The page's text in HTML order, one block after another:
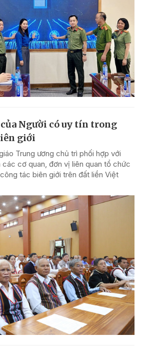
Người có uy tín trong
giới
Trung ương chủ trì phối hợp với
các cơ quan, đơn vị liên quan tổ chức
tác biên giới trên đất liền Việt